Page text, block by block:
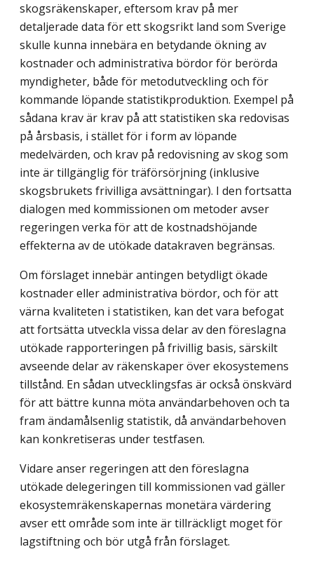
skogs­räken­skaper, eftersom krav på mer
detaljerade data för ett skogsrikt land som Sverige
skulle kunna innebära en betydande ökning av
kostnader och administrativa bördor för berörda
myndigheter, både för metodutveckling och för
kommande löpande statistikproduktion. Exempel på
sådana krav är krav på att statistiken ska redovisas
på årsbasis, i stället för i form av löpande
medelvärden, och krav på redovisning av skog som
inte är tillgänglig för träförsörjning (inklusive
skogsbrukets frivilliga avsättningar). I den fortsatta
dialogen med kommissionen om metoder avser
regeringen verka för att de kostnadshöjande
effekterna av de utökade datakraven begränsas.
Om förslaget innebär antingen betydligt ökade
kostnader eller administrativa bördor, och för att
värna kvaliteten i statistiken, kan det vara befogat
att fortsätta utveckla vissa delar av den föreslagna
utökade rapporteringen på frivillig basis, särskilt
avseende delar av räken­skaper över ekosystemens
tillstånd. En sådan utvecklingsfas är också önskvärd
för att bättre kunna möta användarbehoven och ta
fram ändamålsenlig statistik, då användarbehoven
kan konkretiseras under testfasen.
Vidare anser regeringen att den föreslagna
utökade delegeringen till kom­missionen vad gäller
ekosystemräkenskapernas monetära värdering
avser ett område som inte är tillräckligt moget för
lagstiftning och bör utgå från förslaget.